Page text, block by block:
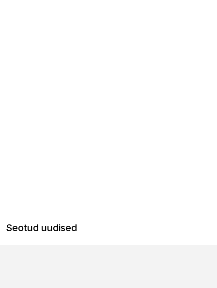
Seotud uudised